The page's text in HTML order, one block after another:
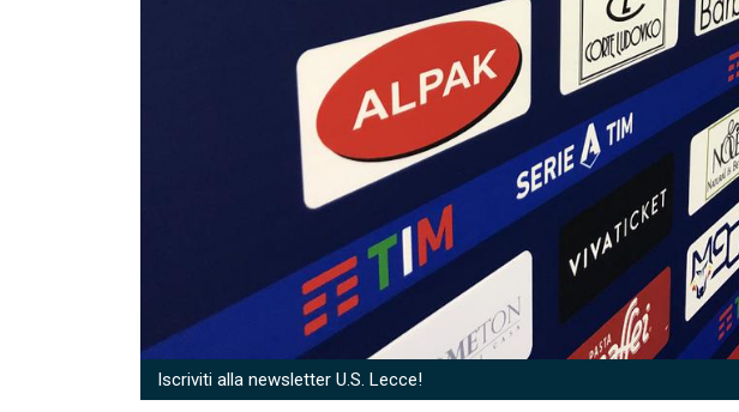
Iscriviti alla newsletter U.S. Lecce!